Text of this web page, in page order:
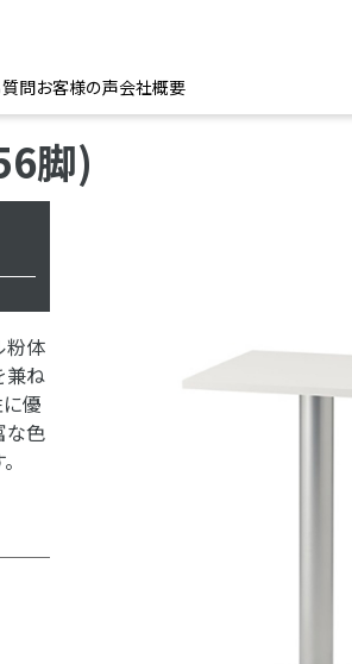
問お客様の声会社概要
脚)
粉体
兼ね
優
な色